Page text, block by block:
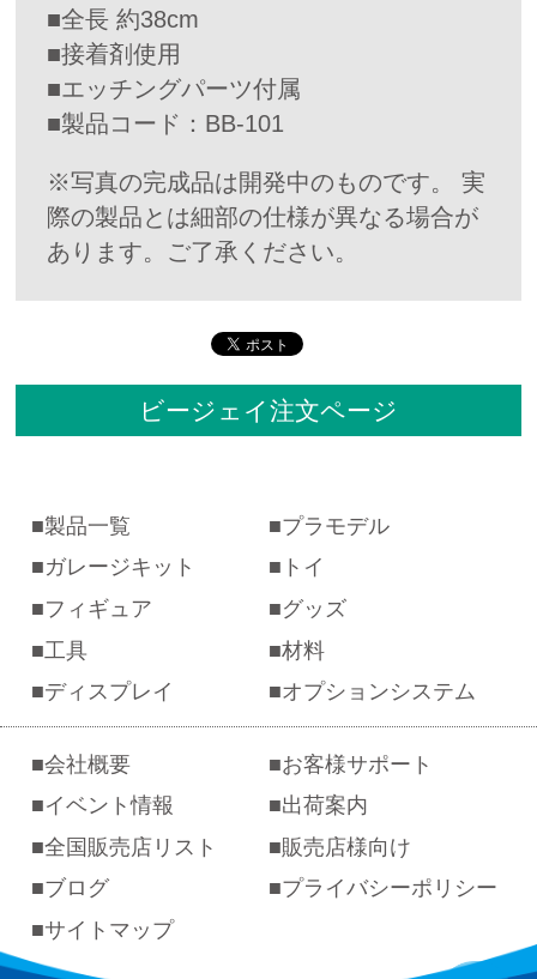
■全長 約38cm
■接着剤使用
■エッチングパーツ付属
■製品コード：BB-101
※写真の完成品は開発中のものです。 実
際の製品とは細部の仕様が異なる場合が
あります。ご了承ください。
ビージェイ注文ページ
製品一覧
プラモデル
ガレージキット
トイ
フィギュア
グッズ
工具
材料
ディスプレイ
オプションシステム
会社概要
お客様サポート
イベント情報
出荷案内
全国販売店リスト
販売店様向け
ブログ
プライバシーポリシー
サイトマップ